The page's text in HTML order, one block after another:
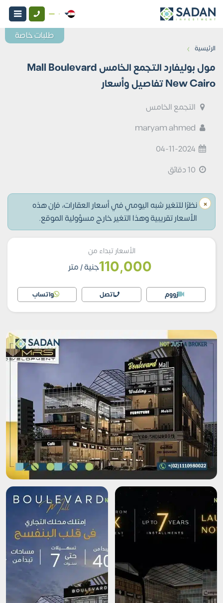
الرئيسية ›
مول بوليفارد التجمع الخامس Mall Boulevard
New Cairo تفاصيل وأسعار
التجمع الخامس
04-11-2024
× نظرًا للتغير شبه اليومي في أسعار العقارات، فإن هذه
الأسعار تقريبية وهذا التغير خارج مسؤولية الموقع.
الأسعار تبداء من
110,000جنية/ متر
زووم اتصل واتساب
طلبات خاصة